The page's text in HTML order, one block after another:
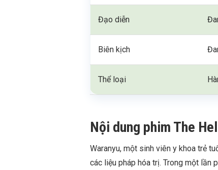
Đạo diễn
Biên kịch
Thể loại
Nội dung phim The
Waranyu, một sinh viên y khoa trẻ
các liệu pháp hóa trị. Trong một lần